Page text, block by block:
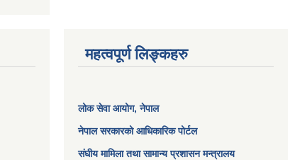
महत्वपूर्ण लिङ्कहरु
लोक सेवा आयोग, नेपाल
नेपाल सरकारको आधिकारिक पोर्टल
संघीय मामिला तथा सामान्य प्रशासन मन्त्रालय